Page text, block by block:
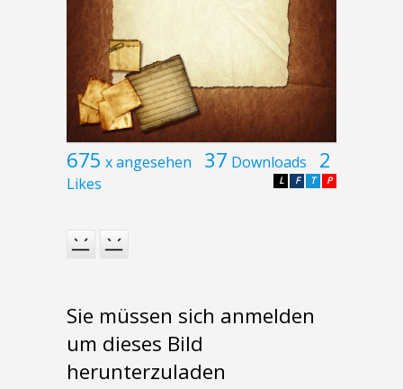
675 x angesehen 37 Downloads 2
Likes P
T
F
L
Sie müssen sich anmelden
um dieses Bild
herunterzuladen